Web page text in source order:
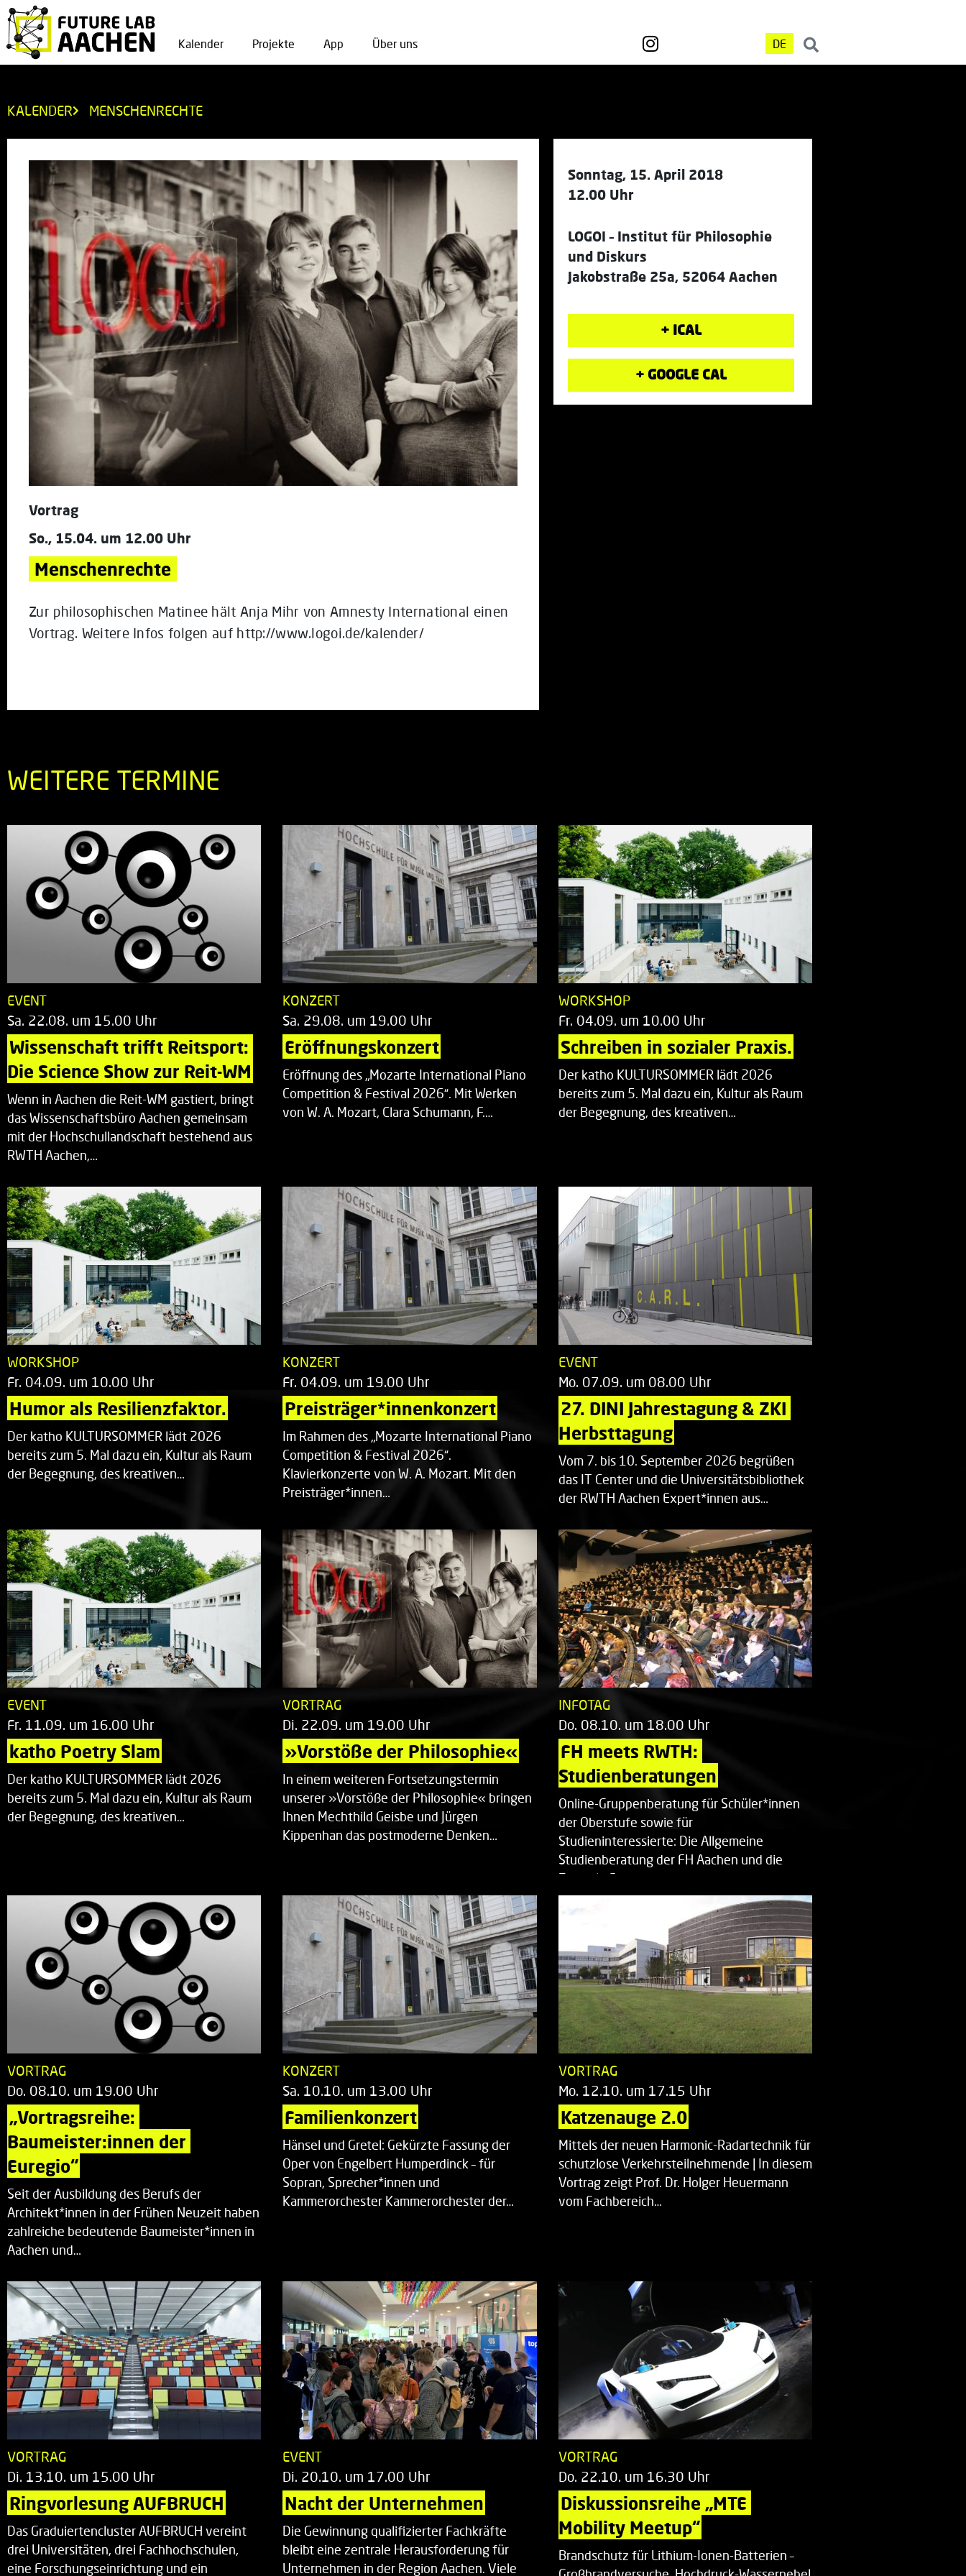
Kalender Projekte App Über uns DE
KALENDER MENSCHENRECHTE
Vortrag
So., 15.04. um 12.00 Uhr
Menschenrechte
Zur philosophischen Matinee hält Anja Mihr von Amnesty International einen
Vortrag. Weitere Infos folgen auf http://www.logoi.de/kalender/
Sonntag, 15. April 2018
12.00 Uhr
LOGOI – Institut für Philosophie
und Diskurs
Jakobstraße 25a, 52064 Aachen
+ ICAL
+ GOOGLE CAL
WEITERE TERMINE
EVENT
Sa. 22.08. um 15.00 Uhr
Wissenschaft trifft Reitsport:
Die Science Show zur Reit-WM
Wenn in Aachen die Reit-WM gastiert, bringt
das Wissenschaftsbüro Aachen gemeinsam
mit der Hochschullandschaft bestehend aus
RWTH Aachen,…
KONZERT
Sa. 29.08. um 19.00 Uhr
Eröffnungskonzert
Eröffnung des „Mozarte International Piano
Competition & Festival 2026“. Mit Werken
von W. A. Mozart, Clara Schumann, F.…
WORKSHOP
Fr. 04.09. um 10.00 Uhr
Schreiben in sozialer Praxis.
Der katho KULTURSOMMER lädt 2026
bereits zum 5. Mal dazu ein, Kultur als Raum
der Begegnung, des kreativen…
WORKSHOP
Fr. 04.09. um 10.00 Uhr
Humor als Resilienzfaktor.
Der katho KULTURSOMMER lädt 2026
bereits zum 5. Mal dazu ein, Kultur als Raum
der Begegnung, des kreativen…
KONZERT
Fr. 04.09. um 19.00 Uhr
Preisträger*innenkonzert
Im Rahmen des „Mozarte International Piano
Competition & Festival 2026“.
Klavierkonzerte von W. A. Mozart. Mit den
Preisträger*innen…
EVENT
Mo. 07.09. um 08.00 Uhr
27. DINI Jahrestagung & ZKI
Herbsttagung
Vom 7. bis 10. September 2026 begrüßen
das IT Center und die Universitätsbibliothek
der RWTH Aachen Expert*innen aus…
EVENT
Fr. 11.09. um 16.00 Uhr
katho Poetry Slam
Der katho KULTURSOMMER lädt 2026
bereits zum 5. Mal dazu ein, Kultur als Raum
der Begegnung, des kreativen…
VORTRAG
Di. 22.09. um 19.00 Uhr
»Vorstöße der Philosophie«
In einem weiteren Fortsetzungstermin
unserer »Vorstöße der Philosophie« bringen
Ihnen Mechthild Geisbe und Jürgen
Kippenhan das postmoderne Denken…
INFOTAG
Do. 08.10. um 18.00 Uhr
FH meets RWTH:
Studienberatungen
Online-Gruppenberatung für Schüler*innen
der Oberstufe sowie für
Studieninteressierte: Die Allgemeine
Studienberatung der FH Aachen und die
Zentrale Studienberatung…
VORTRAG
Do. 08.10. um 19.00 Uhr
„Vortragsreihe:
Baumeister:innen der
Euregio“
Seit der Ausbildung des Berufs der
Architekt*innen in der Frühen Neuzeit haben
zahlreiche bedeutende Baumeister*innen in
Aachen und…
KONZERT
Sa. 10.10. um 13.00 Uhr
Familienkonzert
Hänsel und Gretel: Gekürzte Fassung der
Oper von Engelbert Humperdinck – für
Sopran, Sprecher*innen und
Kammerorchester Kammerorchester der…
VORTRAG
Mo. 12.10. um 17.15 Uhr
Katzenauge 2.0
Mittels der neuen Harmonic-Radartechnik für
schutzlose Verkehrsteilnehmende | In diesem
Vortrag zeigt Prof. Dr. Holger Heuermann
vom Fachbereich…
VORTRAG
Di. 13.10. um 15.00 Uhr
Ringvorlesung AUFBRUCH
Das Graduiertencluster AUFBRUCH vereint
drei Universitäten, drei Fachhochschulen,
eine Forschungseinrichtung und ein
EVENT
Di. 20.10. um 17.00 Uhr
Nacht der Unternehmen
Die Gewinnung qualifizierter Fachkräfte
bleibt eine zentrale Herausforderung für
Unternehmen in der Region Aachen. Viele
VORTRAG
Do. 22.10. um 16.30 Uhr
Diskussionsreihe „MTE
Mobility Meetup“
Brandschutz für Lithium-Ionen-Batterien –